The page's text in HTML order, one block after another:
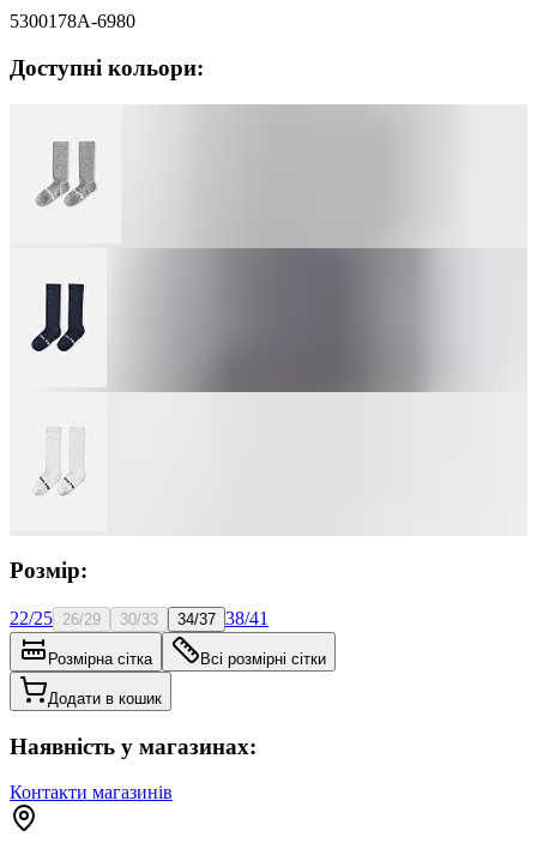
5300178A-6980
Доступні кольори:
Розмір:
22/25 26/29 30/33 34/37 38/41
Розмірна сітка Всі розмірні сітки
Додати в кошик
Наявність у магазинах:
Контакти магазинів